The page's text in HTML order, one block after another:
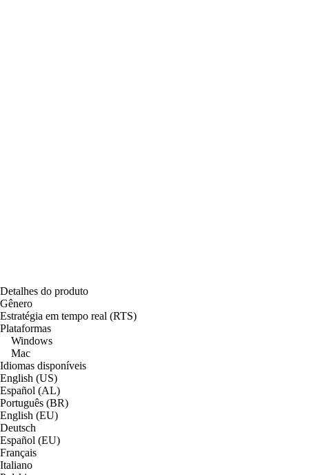
Detalhes do produto
Gênero
Estratégia em tempo real (RTS)
Plataformas
Windows
Mac
Idiomas disponíveis
English (US)
Español (AL)
Português (BR)
English (EU)
Deutsch
Español (EU)
Français
Italiano